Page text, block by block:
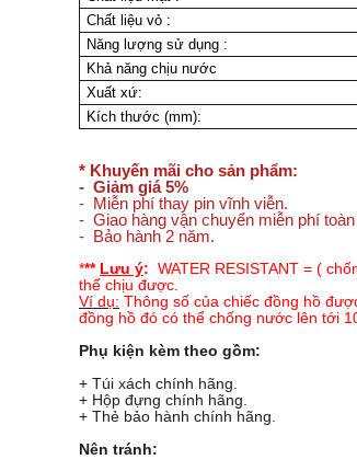
Chất liệu vỏ :
Năng lượng sử dụng :
Khả năng chịu nước
Xuất xứ:
Kích thước (mm):
* Khuyến mãi cho sản phẩm:
- Giảm giá 5%
- Miễn phí thay pin vĩnh viễn.
- Giao hàng vận chuyển miễn phí
- Bảo hành 2 năm.
*** Lưu ý: WATER RESISTANT = (
thể chịu được.
Ví dụ: Thông số của chiếc đồng hồ
đồng hồ đó có thể chống nước lên tới
Phụ kiện kèm theo gồm:
+ Túi xách chính hãng.
+ Hộp đựng chính hãng.
+ Thẻ bảo hành chính hãng.
Nên tránh: